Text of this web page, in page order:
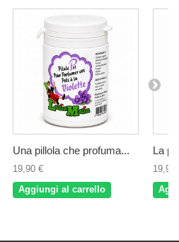
Una pillola che profuma...
19,90 €
Aggiungi al carrello
La
19,90